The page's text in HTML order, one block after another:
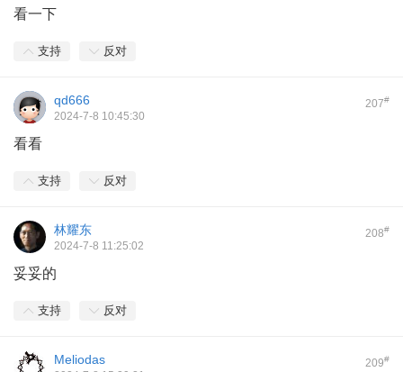
看一下
支持 反对
207#
qd666
2024-7-8 10:45:30
看看
支持 反对
208#
林耀东
2024-7-8 11:25:02
妥妥的
支持 反对
209#
Meliodas